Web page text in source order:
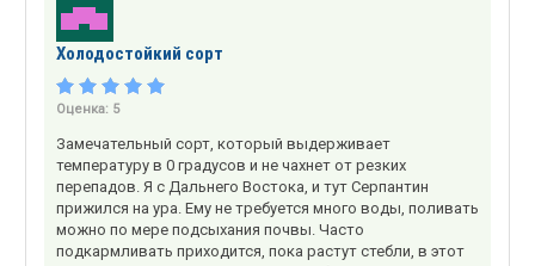
Холодостойкий сорт
Оценка: 5
Замечательный сорт, который выдерживает
температуру в 0 градусов и не чахнет от резких
перепадов. Я с Дальнего Востока, и тут Серпантин
прижился на ура. Ему не требуется много воды, поливать
можно по мере подсыхания почвы. Часто
подкармливать приходится, пока растут стебли, в этот